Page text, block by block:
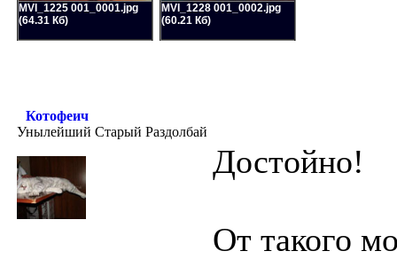
MVI_1225 001_0001.jpg
(64.31 Кб)
MVI_1228 001_0002.jpg
(60.21 Кб)
Котофеич
Унылейший Старый Раздолбай
Достойно!
От такого